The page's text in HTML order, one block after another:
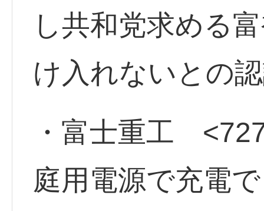
し共和党求める
け入れないとの
・富士重工
庭用電源で充電